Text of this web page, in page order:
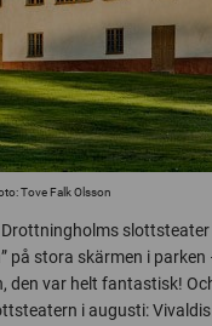
Tove Falk Olsson
slottsteater
på stora skärmen i
den var helt fantastisk!
i augusti: Vivaldis